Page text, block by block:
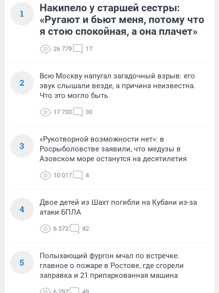
1
Накипело у старшей сестры:
«Ругают и бьют меня, потому что
я стою спокойная, а она плачет»
26 779 17
2
Всю Москву напугал загадочный взрыв: его
звук слышали везде, а причина неизвестна.
Что это могло быть
17 700 30
3
«Рукотворной возможности нет»: в
Росрыболовстве заявили, что медузы в
Азовском море останутся на десятилетия
10 017 4
4
Двое детей из Шахт погибли на Кубани из-за
атаки БПЛА
6 372 42
5
Полыхающий фургон мчал по встречке:
главное о пожаре в Ростове, где сгорели
заправка и 21 припаркованная машина